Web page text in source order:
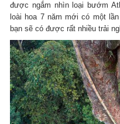
được ngắm nhìn loại bướm
loài hoa 7 năm mới có một
bạn sẽ có được rất nhiều trải